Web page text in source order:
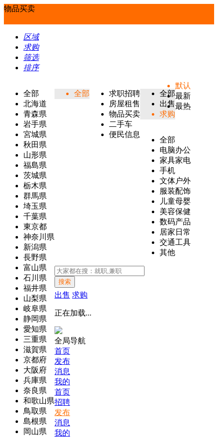
物品买卖
区域
求购
筛选
排序
全部
北海道
青森県
岩手県
宮城県
秋田県
山形県
福島県
茨城県
栃木県
群馬県
埼玉県
千葉県
東京都
神奈川県
新潟県
長野県
富山県
石川県
福井県
山梨県
岐阜県
静岡県
愛知県
三重県
滋賀県
京都府
大阪府
兵庫県
奈良県
和歌山県
鳥取県
島根県
岡山県
全部
求职招聘
房屋租售
物品买卖
二手车
便民信息
全部
出售
求购
全部
电脑办公
家具家电
手机
文体户外
服装配饰
儿童母婴
美容保健
数码产品
居家日常
交通工具
其他
默认
最新
最热
搜索
出售 求购
正在加载...
全局导航
首页
发布
消息
我的
首页
招聘
发布
消息
我的